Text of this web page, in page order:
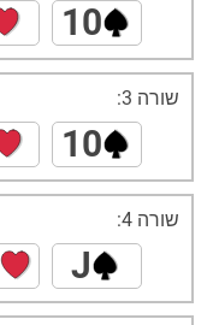
10
שורה 3:
10
שורה 4:
J